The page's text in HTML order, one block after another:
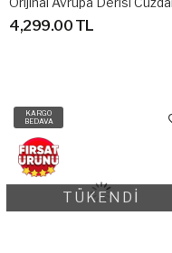
4,299.00 TL
KARGO
BEDAVA
TÜKENDİ